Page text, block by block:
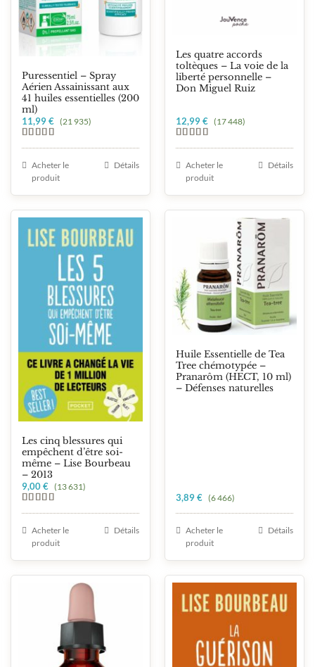
Puressentiel – Spray
Aérien Assainissant aux
41 huiles essentielles (200
ml)
Note5.00
sur 5
11,99€ (21 935)
Acheter le
produit
Détails
Les quatre accords
toltèques – La voie de la
liberté personnelle –
Don Miguel Ruiz
Note5.00
sur 5
12,99€ (17 448)
Acheter le
produit
Détails
Les cinq blessures qui
empêchent d’être soi-
même – Lise Bourbeau
– 2013
Note5.00
sur 5
9,00€ (13 631)
Acheter le
produit
Détails
Huile Essentielle de Tea
Tree chémotypée –
Pranarôm (HECT, 10 ml)
– Défenses naturelles
3,89€ (6 466)
Acheter le
produit
Détails